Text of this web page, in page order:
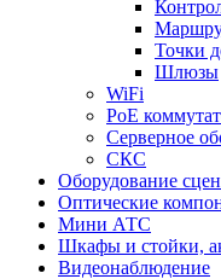
Точки
Шлюзы
WiFi
PoE
Серверное
СКС
Оборудование
Оптические
Мини АТС
Шкафы и стойки,
Видеонаблюдение